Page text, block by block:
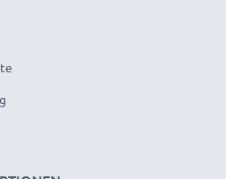
zu 1000 Ladezyklen
- Kurzschluss-,
temperaturresistent
Tests - Jede der